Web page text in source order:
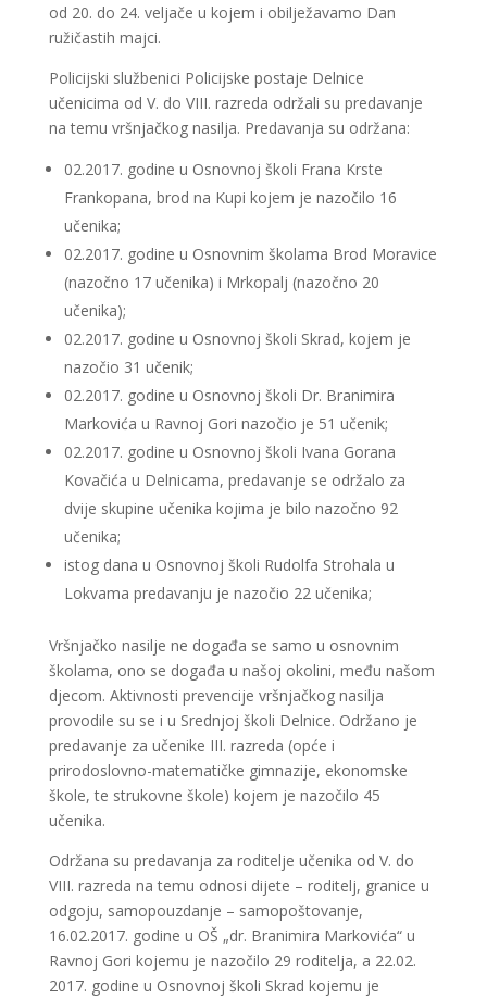
od 20. do 24. veljače u kojem i obilježavamo Dan
ružičastih majci.
Policijski službenici Policijske postaje Delnice
učenicima od V. do VIII. razreda održali su predavanje
na temu vršnjačkog nasilja. Predavanja su održana:
02.2017. godine u Osnovnoj školi Frana Krste
Frankopana, brod na Kupi kojem je nazočilo 16
učenika;
02.2017. godine u Osnovnim školama Brod Moravice
(nazočno 17 učenika) i Mrkopalj (nazočno 20
učenika);
02.2017. godine u Osnovnoj školi Skrad, kojem je
nazočio 31 učenik;
02.2017. godine u Osnovnoj školi Dr. Branimira
Markovića u Ravnoj Gori nazočio je 51 učenik;
02.2017. godine u Osnovnoj školi Ivana Gorana
Kovačića u Delnicama, predavanje se održalo za
dvije skupine učenika kojima je bilo nazočno 92
učenika;
istog dana u Osnovnoj školi Rudolfa Strohala u
Lokvama predavanju je nazočio 22 učenika;
Vršnjačko nasilje ne događa se samo u osnovnim
školama, ono se događa u našoj okolini, među našom
djecom. Aktivnosti prevencije vršnjačkog nasilja
provodile su se i u Srednjoj školi Delnice. Održano je
predavanje za učenike III. razreda (opće i
prirodoslovno-matematičke gimnazije, ekonomske
škole, te strukovne škole) kojem je nazočilo 45
učenika.
Održana su predavanja za roditelje učenika od V. do
VIII. razreda na temu odnosi dijete – roditelj, granice u
odgoju, samopouzdanje – samopoštovanje,
16.02.2017. godine u OŠ „dr. Branimira Markovića“ u
Ravnoj Gori kojemu je nazočilo 29 roditelja, a 22.02.
2017. godine u Osnovnoj školi Skrad kojemu je